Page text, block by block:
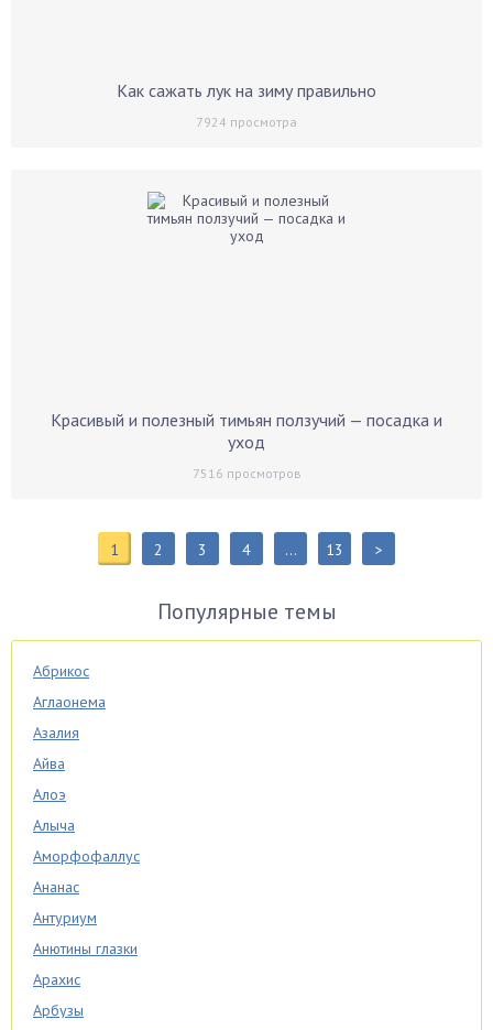
Как сажать лук на зиму правильно
7924 просмотра
Красивый и полезный тимьян ползучий — посадка и
уход
7516 просмотров
1 2 3 4 … 13 >
Популярные темы
Абрикос
Аглаонема
Азалия
Айва
Алоэ
Алыча
Аморфофаллус
Ананас
Антуриум
Анютины глазки
Арахис
Арбузы